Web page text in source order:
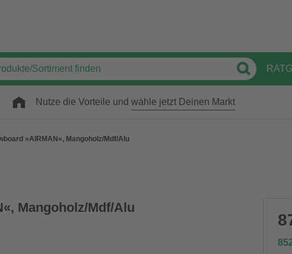
Nutze die Vorteile und wähle jetzt Deinen Markt
»AIRMAN«, Mangoholz/Mdf/Alu
Mangoholz/Mdf/Alu